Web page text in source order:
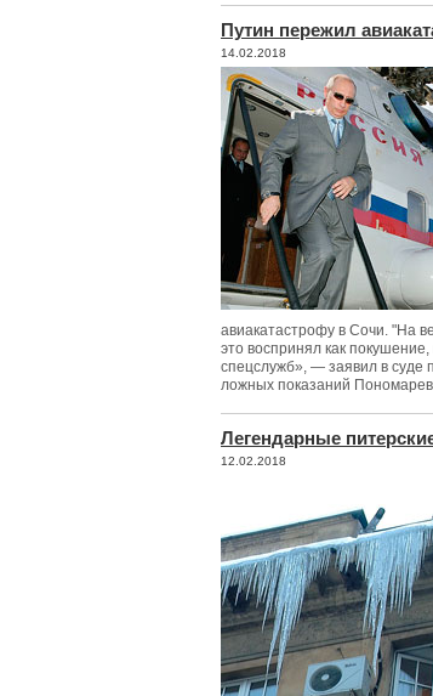
Путин пережил
14.02.2018
авиакатастрофу в Сочи. "На
это воспринял как
спецслужб», — заявил в суде
ложных показаний
Легендарные
12.02.2018